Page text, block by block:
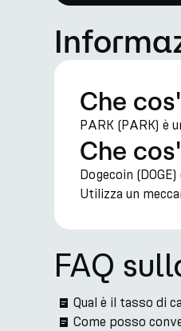
Che
PARK (PARK) è
Che
Dogecoin
Utilizza un
FAQ
Qual è il tasso di
Come posso